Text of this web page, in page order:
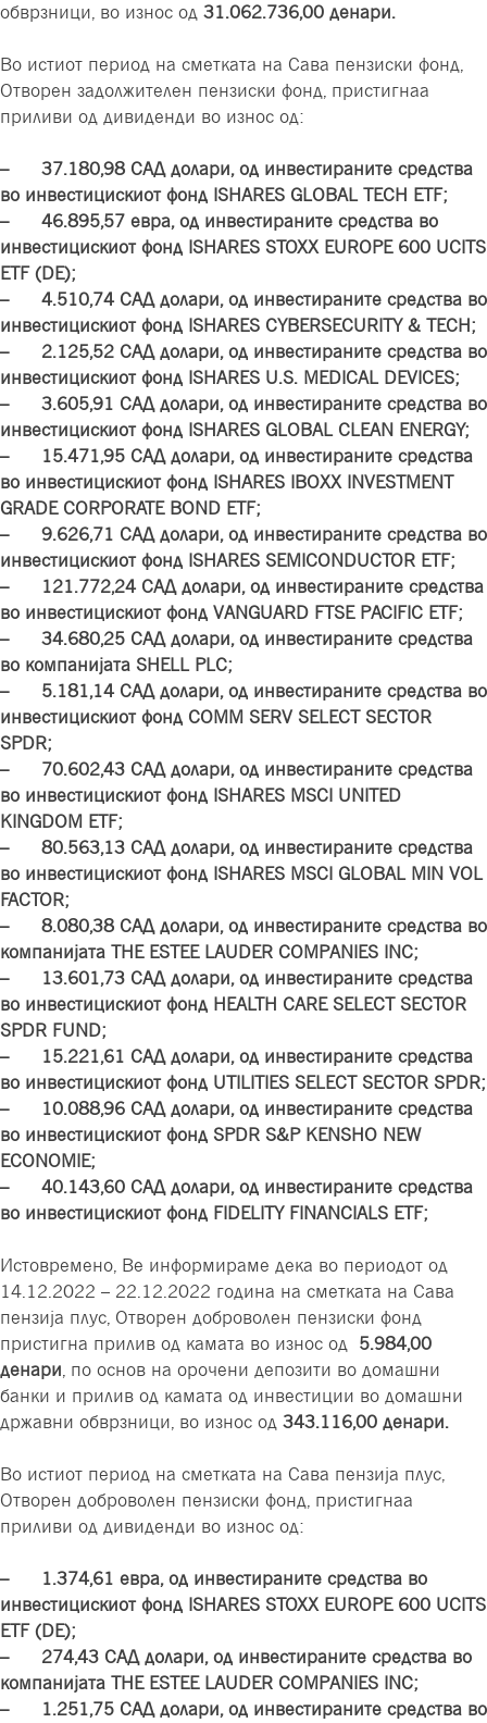
обврзници, во износ од 31.062.736,00 денари.
Во истиот период на сметката на Сава пензиски фонд,
Отворен задолжителен пензиски фонд, пристигнаа
приливи од дивиденди во износ од:
– 37.180,98 САД долари, од инвестираните средства
во инвестицискиот фонд ISHARES GLOBAL TECH ETF;
– 46.895,57 евра, од инвестираните средства во
инвестицискиот фонд ISHARES STOXX EUROPE 600 UCITS
ETF (DE);
– 4.510,74 САД долари, од инвестираните средства во
инвестицискиот фонд ISHARES CYBERSECURITY & TECH;
– 2.125,52 САД долари, од инвестираните средства во
инвестицискиот фонд ISHARES U.S. MEDICAL DEVICES;
– 3.605,91 САД долари, од инвестираните средства во
инвестицискиот фонд ISHARES GLOBAL CLEAN ENERGY;
– 15.471,95 САД долари, од инвестираните средства
во инвестицискиот фонд ISHARES IBOXX INVESTMENT
GRADE CORPORATE BOND ETF;
– 9.626,71 САД долари, од инвестираните средства во
инвестицискиот фонд ISHARES SEMICONDUCTOR ETF;
– 121.772,24 САД долари, од инвестираните средства
во инвестицискиот фонд VANGUARD FTSE PACIFIC ETF;
– 34.680,25 САД долари, од инвестираните средства
во компанијата SHELL PLC;
– 5.181,14 САД долари, од инвестираните средства во
инвестицискиот фонд COMM SERV SELECT SECTOR
SPDR;
– 70.602,43 САД долари, од инвестираните средства
во инвестицискиот фонд ISHARES MSCI UNITED
KINGDOM ETF;
– 80.563,13 САД долари, од инвестираните средства
во инвестицискиот фонд ISHARES MSCI GLOBAL MIN VOL
FACTOR;
– 8.080,38 САД долари, од инвестираните средства во
компанијата THE ESTEE LAUDER COMPANIES INC;
– 13.601,73 САД долари, од инвестираните средства
во инвестицискиот фонд HEALTH CARE SELECT SECTOR
SPDR FUND;
– 15.221,61 САД долари, од инвестираните средства
во инвестицискиот фонд UTILITIES SELECT SECTOR SPDR;
– 10.088,96 САД долари, од инвестираните средства
во инвестицискиот фонд SPDR S&P KENSHO NEW
ECONOMIE;
– 40.143,60 САД долари, од инвестираните средства
во инвестицискиот фонд FIDELITY FINANCIALS ETF;
Истовремено, Ве информираме дека во периодот од
14.12.2022 – 22.12.2022 година на сметката на Сава
пензија плус, Отворен доброволен пензиски фонд
пристигна прилив од каматa во износ од 5.984,00
денари, по основ на орочени депозити во домашни
банки и прилив од камата од инвестиции во домашни
државни обврзници, во износ од 343.116,00 денари.
Во истиот период на сметката на Сава пензија плус,
Отворен доброволен пензиски фонд, пристигнаа
приливи од дивиденди во износ од:
– 1.374,61 евра, од инвестираните средства во
инвестицискиот фонд ISHARES STOXX EUROPE 600 UCITS
ETF (DE);
– 274,43 САД долари, од инвестираните средства во
компанијата THE ESTEE LAUDER COMPANIES INC;
– 1.251,75 САД долари, од инвестираните средства во